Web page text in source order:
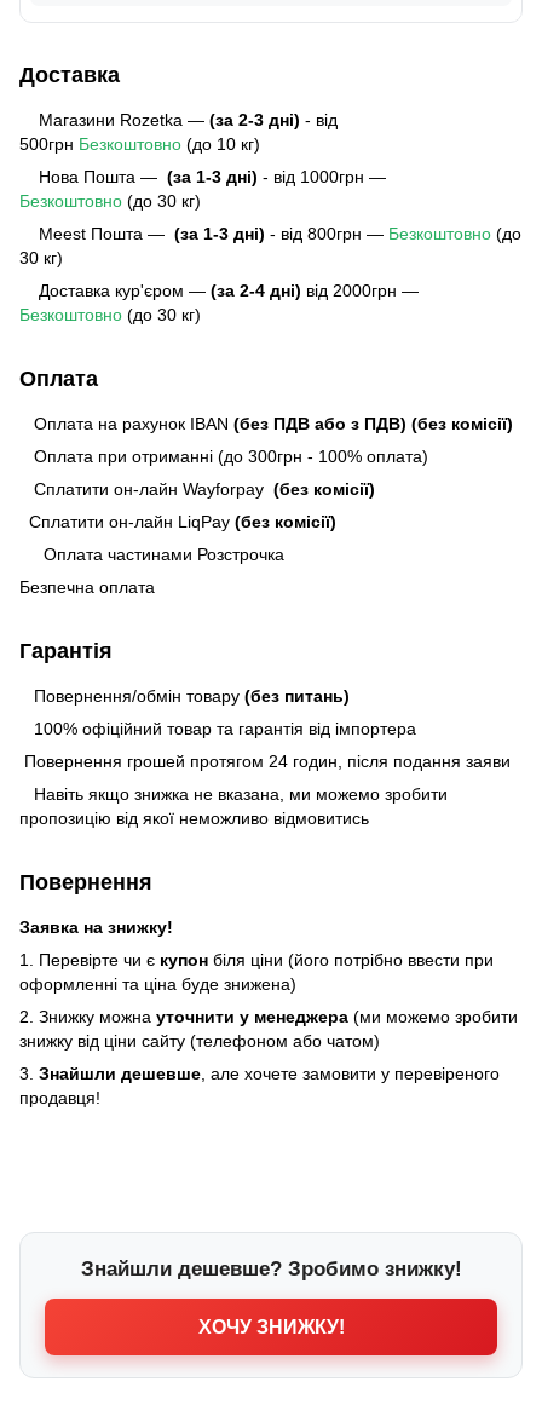
Доставка
Магазини Rozetka — (за 2-3 дні) - від
500грн Безкоштовно (до 10 кг)
Нова Пошта — (за 1-3 дні) - від 1000грн —
Безкоштовно (до 30 кг)
Meest Пошта — (за 1-3 дні) - від 800грн — Безкоштовно (до
30 кг)
Доставка кур'єром — (за 2-4 дні) від 2000грн —
Безкоштовно (до 30 кг)
Оплата
Оплата на рахунок IBAN (без ПДВ або з ПДВ) (без комісії)
Оплата при отриманні (до 300грн - 100% оплата)
Сплатити он-лайн Wayforpay (без комісії)
Сплатити он-лайн LiqPay (без комісії)
Оплата частинами Розстрочка
Безпечна оплата
Гарантія
Повернення/обмін товару (без питань)
100% офіційний товар та гарантія від імпортера
Повернення грошей протягом 24 годин, після подання заяви
Навіть якщо знижка не вказана, ми можемо зробити
пропозицію від якої неможливо відмовитись
Повернення
Заявка на знижку!
1. Перевірте чи є купон біля ціни (його потрібно ввести при
оформленні та ціна буде знижена)
2. Знижку можна уточнити у менеджера (ми можемо зробити
знижку від ціни сайту (телефоном або чатом)
3. Знайшли дешевше , але хочете замовити у перевіреного
продавця!
Знайшли дешевше? Зробимо знижку!
ХОЧУ ЗНИЖКУ!